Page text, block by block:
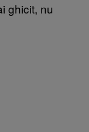
ghicit, nu